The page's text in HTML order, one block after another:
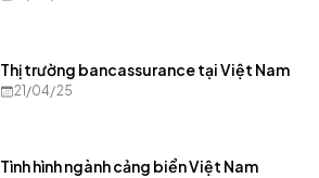
Thị trường bancassurance tại Việt Nam
21/04/25
Tình hình ngành cảng biển Việt Nam